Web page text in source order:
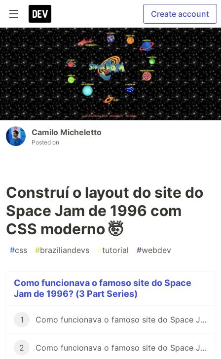
Create account
Camilo Micheletto
Posted on
Construí o layout do site do
Space Jam de 1996 com
CSS moderno 🤯
#css #braziliandevs #tutorial #webdev
Como funcionava o famoso site do Space
Jam de 1996? (3 Part Series)
1 Como funcionava o famoso site do Space Jam de 1996?
2 Como funcionava o famoso site do Space Jam de 1996? A gambiarra do sidebar